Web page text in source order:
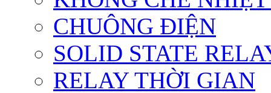
CHUÔNG ĐIỆN
SOLID STATE
RELAY THỜI GIAN